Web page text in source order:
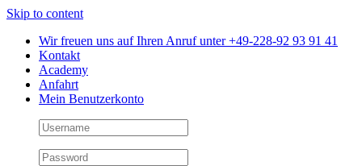
Skip to content
Wir freuen uns auf Ihren Anruf unter +49-228-92 93 91 41
Kontakt
Academy
Anfahrt
Mein Benutzerkonto